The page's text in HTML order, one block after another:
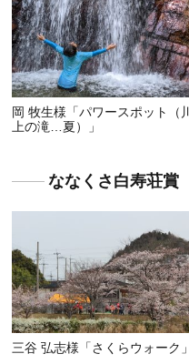
岡 牧生様「パワースポット（川
上の滝…夏）」
ななくさ白寿荘賞
三谷 弘志様「さくらウォーク」